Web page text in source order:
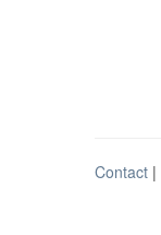
Contact |